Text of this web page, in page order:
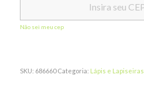
Não sei meu cep
SKU: 686660 Categoria: Lápis e Lapiseiras